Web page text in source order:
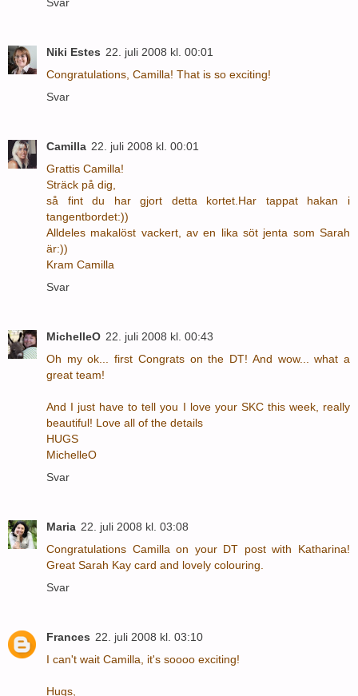
Niki Estes 22. juli 2008 kl. 00:01
Congratulations, Camilla! That is so exciting!
Svar
Camilla 22. juli 2008 kl. 00:01
Grattis Camilla!
Sträck på dig,
så fint du har gjort detta kortet.Har tappat hakan i
tangentbordet:))
Alldeles makalöst vackert, av en lika söt jenta som Sarah
är:))
Kram Camilla
Svar
MichelleO 22. juli 2008 kl. 00:43
Oh my ok... first Congrats on the DT! And wow... what a
great team!
And I just have to tell you I love your SKC this week, really
beautiful! Love all of the details
HUGS
MichelleO
Svar
Maria 22. juli 2008 kl. 03:08
Congratulations Camilla on your DT post with Katharina!
Great Sarah Kay card and lovely colouring.
Svar
Frances 22. juli 2008 kl. 03:10
I can't wait Camilla, it's soooo exciting!
Hugs,